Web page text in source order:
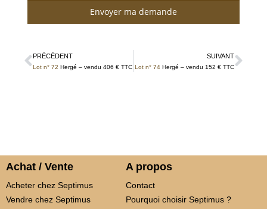
Envoyer ma demande
PRÉCÉDENT
Lot n° 72 Hergé – vendu 406 € TTC
SUIVANT
Lot n° 74 Hergé – vendu 152 € TTC
Achat / Vente
Acheter chez Septimus
Vendre chez Septimus
A propos
Contact
Pourquoi choisir Septimus ?